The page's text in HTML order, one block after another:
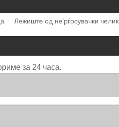
Лежиште од не'рѓосувачки челик
за 24 часа.